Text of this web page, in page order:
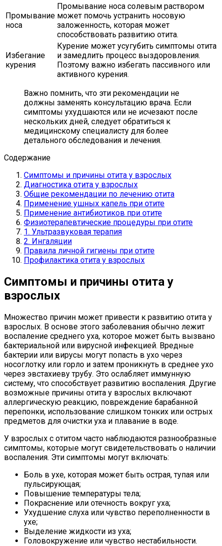
Промывание
носа
Промывание носа солевым раствором
может помочь устранить носовую
заложенность, которая может
способствовать развитию отита.
Избегание
курения
Курение может усугубить симптомы отита
и замедлить процесс выздоровления.
Поэтому важно избегать пассивного или
активного курения.
Важно помнить, что эти рекомендации не
должны заменять консультацию врача. Если
симптомы ухудшаются или не исчезают после
нескольких дней, следует обратиться к
медицинскому специалисту для более
детального обследования и лечения.
Содержание
Симптомы и причины отита у взрослых
Диагностика отита у взрослых
Общие рекомендации по лечению отита
Применение ушных капель при отите
Применение антибиотиков при отите
Физиотерапевтические процедуры при отите
1. Ультразвуковая терапия
2. Ингаляции
Правила личной гигиены при отите
Профилактика отита у взрослых
Симптомы и причины отита у
взрослых
Множество причин может привести к развитию отита у
взрослых. В основе этого заболевания обычно лежит
воспаление среднего уха, которое может быть вызвано
бактериальной или вирусной инфекцией. Вредные
бактерии или вирусы могут попасть в ухо через
носоглотку или горло и затем проникнуть в среднее ухо
через эвстахиеву трубу. Это ослабляет иммунную
систему, что способствует развитию воспаления. Другие
возможные причины отита у взрослых включают
аллергическую реакцию, повреждение барабанной
перепонки, использование слишком тонких или острых
предметов для очистки уха и плавание в воде.
У взрослых с отитом часто наблюдаются разнообразные
симптомы, которые могут свидетельствовать о наличии
воспаления. Эти симптомы могут включать:
Боль в ухе, которая может быть острая, тупая или
пульсирующая;
Повышение температуры тела;
Покраснение или отечность вокруг уха;
Ухудшение слуха или чувство переполненности в
ухе;
Выделение жидкости из уха;
Головокружение или чувство нестабильности.